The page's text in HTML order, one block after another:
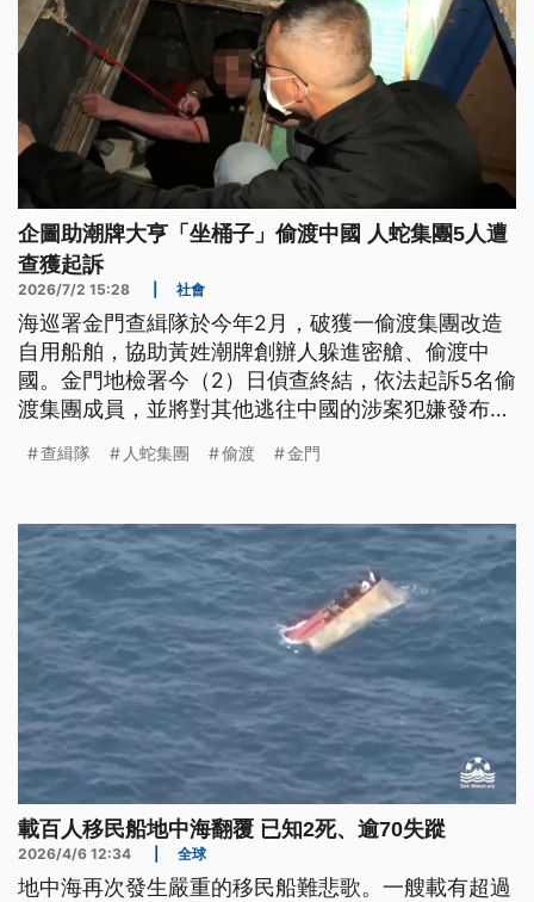
但是新加坡的養父母則是憤怒又難過，那些已經收養
或中斷收養的無辜孩子何去何從，成了棘手的難題。
企圖助潮牌大亨「坐桶子」偷渡中國 人蛇集團5人遭
查獲起訴
2026/7/2 15:28 社會
海巡署金門查緝隊於今年2月，破獲一偷渡集團改造
自用船舶，協助黃姓潮牌創辦人躲進密艙、偷渡中
國。金門地檢署今（2）日偵查終結，依法起訴5名偷
渡集團成員，並將對其他逃往中國的涉案犯嫌發布通
查緝隊 人蛇集團 偷渡 金門
載百人移民船地中海翻覆 已知2死、逾70失蹤
2026/4/6 12:34 全球
地中海再次發生嚴重的移民船難悲歌。一艘載有超過